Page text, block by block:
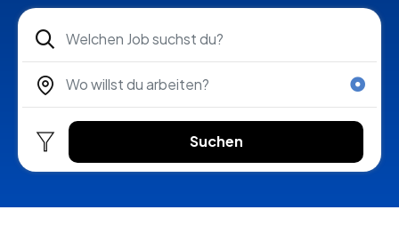
Suchen